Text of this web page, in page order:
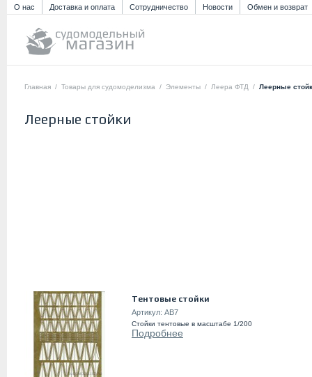
О нас Доставка и оплата Сотрудничество Новости Обмен и возврат
Главная / Товары для судомоделизма / Элементы / Леера ФТД / Леерные
Леерные стойки
Тентовые стойки
Артикул: AB7
Стойки тентовые в масштабе 1/200
Подробнее